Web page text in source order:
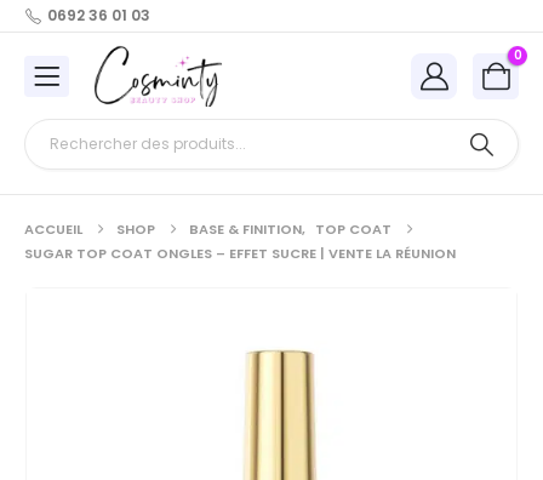
0692 36 01 03
0
ACCUEIL SHOP BASE & FINITION, TOP COAT
SUGAR TOP COAT ONGLES – EFFET SUCRE | VENTE LA RÉUNION